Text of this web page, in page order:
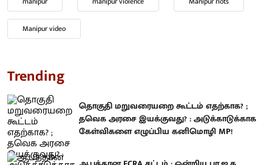
Manipur video
Trending
தொகுதி மறுவரையறை கூட்டம் எதற்காக? ;
தவெக அரசை இயக்குவது? : அடுக்காடுக்காக
கேள்விகளை எழுப்பிய கனிமொழி MP!